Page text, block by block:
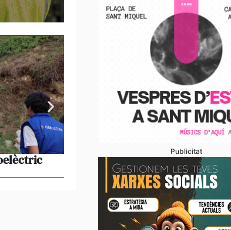
La problemàtica de
volum ‘Andorra i l’Habitatge’
Publicitat